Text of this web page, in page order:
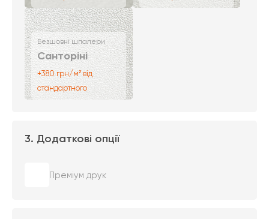
Безшовні шпалери
Санторіні
+380 грн/м² від
стандартного
3. Додаткові опції
Преміум друк